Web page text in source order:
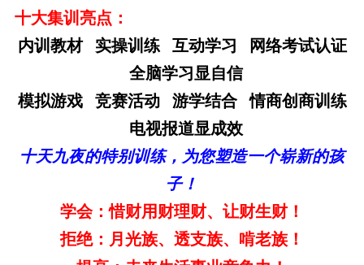
十大集训亮点：
内训教材
实操训练 互动学习
网络考试认证
全脑学习显自信
模拟游戏
竞赛活动 游学结合
情商创商训练
电视报道显成效
十天九夜的特别训练，为您塑造一个崭新的孩
子！
学会：惜财用财理财、让财生财！
拒绝：月光族、透支族、啃老族！